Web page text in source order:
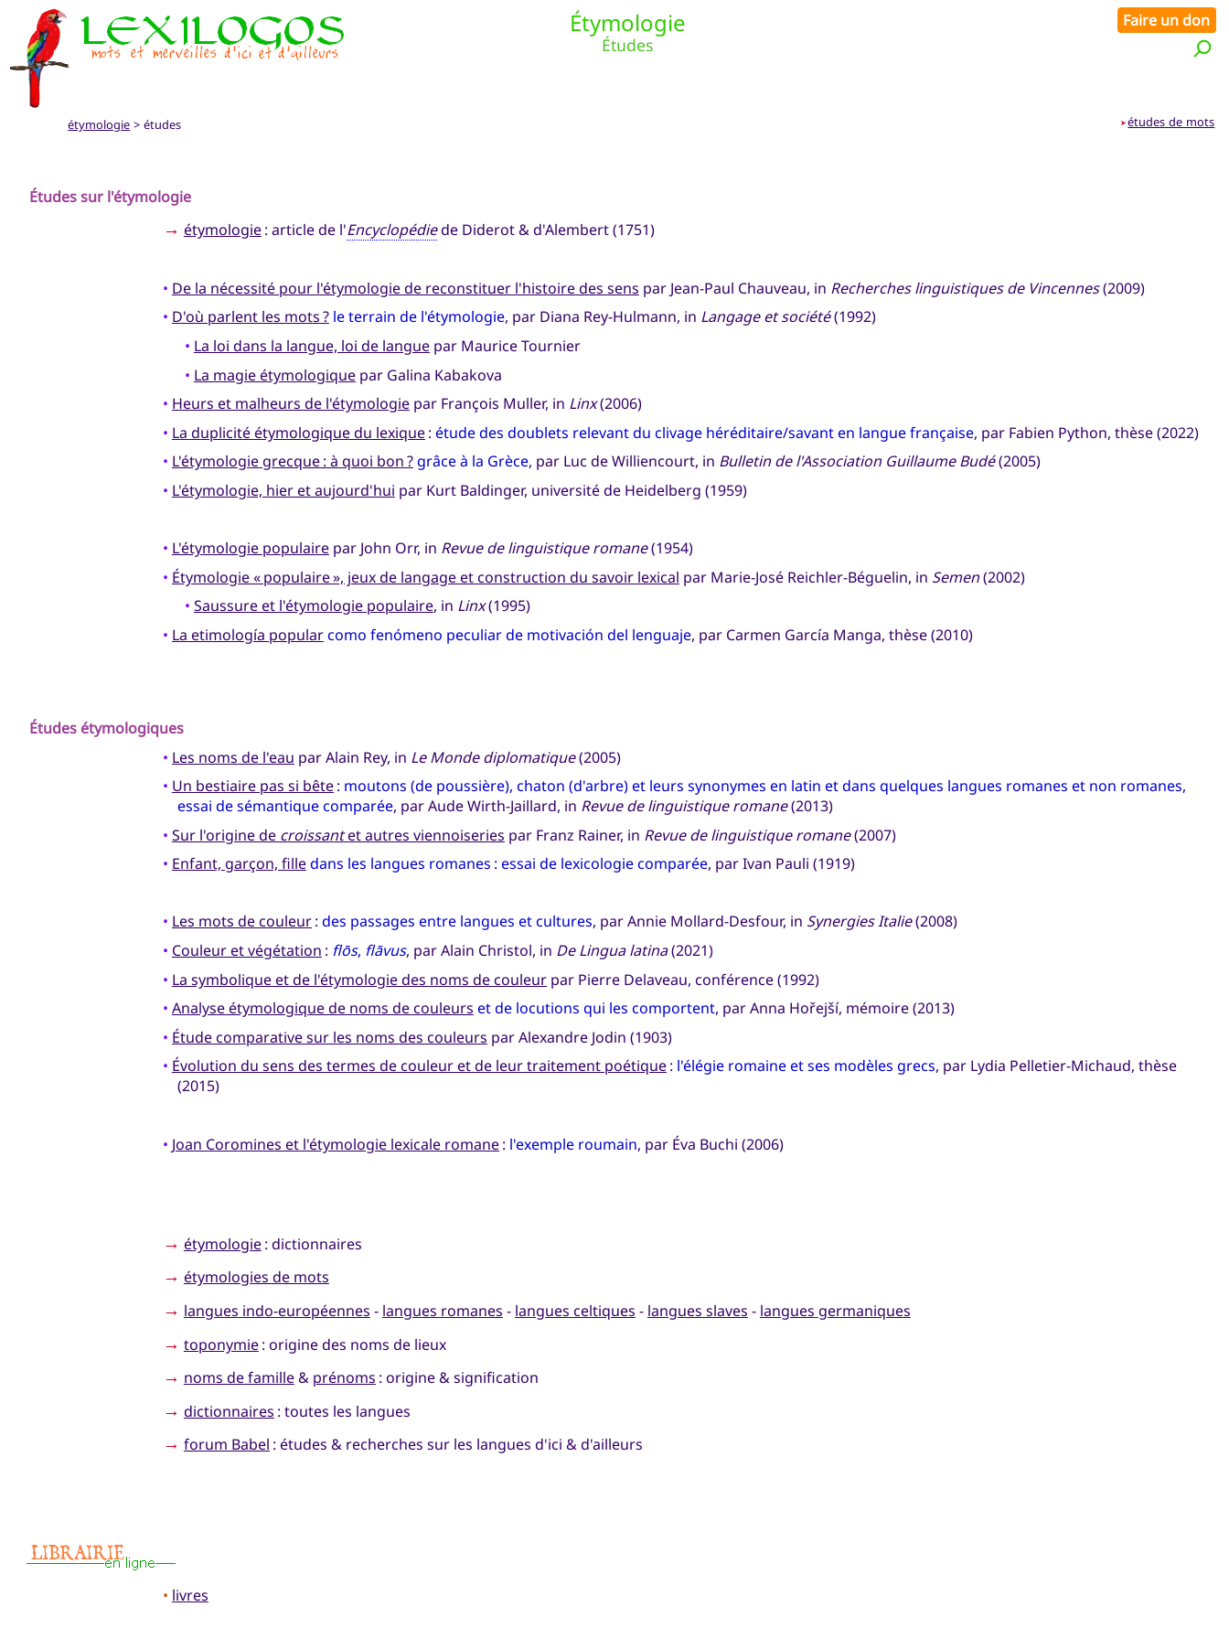
Étymologie
Études
Faire un don
étymologie > études ➤études de mots
Études sur l'étymologie
→ étymologie: article de l'Encyclopédiede Diderot & d'Alembert (1751)
• De la nécessité pour l'étymologie de reconstituer l'histoire des sens par Jean-Paul Chauveau, in Recherches linguistiques de Vincennes(2009)
• D'où parlent les mots ? le terrain de l'étymologie, par Diana Rey-Hulmann, in Langage et société(1992)
• La loi dans la langue, loi de languepar Maurice Tournier
• La magie étymologiquepar Galina Kabakova
• Heurs et malheurs de l'étymologiepar François Muller, in Linx(2006)
• La duplicité étymologique du lexique: étude des doublets relevant du clivage héréditaire/savant en langue française, par Fabien Python, thèse (2022)
• L'étymologie grecque : à quoi bon ? grâce à la Grèce, par Luc de Williencourt, in Bulletin de l'Association Guillaume Budé(2005)
• L'étymologie, hier et aujourd'hui par Kurt Baldinger, université de Heidelberg (1959)
• L'étymologie populairepar John Orr, in Revue de linguistique romane(1954)
• Étymologie « populaire », jeux de langage et construction du savoir lexical par Marie-José Reichler-Béguelin, in Semen(2002)
• Saussure et l'étymologie populaire, in Linx(1995)
• La etimología popularcomo fenómeno peculiar de motivación del lenguaje, par Carmen García Manga, thèse (2010)
Études étymologiques
• Les noms de l'eau par Alain Rey, in Le Monde diplomatique(2005)
• Un bestiaire pas si bête: moutons (de poussière), chaton (d'arbre) et leurs synonymes en latin et dans quelques langues romanes et non romanes,
essai de sémantique comparée, par Aude Wirth-Jaillard, in Revue de linguistique romane(2013)
• Sur l'origine de croissantet autres viennoiseries par Franz Rainer, in Revue de linguistique romane(2007)
• Enfant, garçon, filledans les langues romanes : essai de lexicologie comparée, par Ivan Pauli (1919)
• Les mots de couleur: des passages entre langues et cultures, par Annie Mollard-Desfour, in Synergies Italie(2008)
• Couleur et végétation : flōs, flāvus, par Alain Christol, in De Lingua latina(2021)
• La symbolique et de l'étymologie des noms de couleurpar Pierre Delaveau, conférence (1992)
• Analyse étymologique de noms de couleurs et de locutions qui les comportent, par Anna Hořejší, mémoire (2013)
• Étude comparative sur les noms des couleurs par Alexandre Jodin (1903)
• Évolution du sens des termes de couleur et de leur traitement poétique: l'élégie romaine et ses modèles grecs, par Lydia Pelletier-Michaud, thèse
(2015)
• Joan Coromines et l'étymologie lexicale romane: l'exemple roumain, par Éva Buchi (2006)
→ étymologie: dictionnaires
→ étymologies de mots
→ langues indo-européennes - langues romanes - langues celtiques - langues slaves - langues germaniques
→ toponymie: origine des noms de lieux
→ noms de famille& prénoms : origine & signification
→ dictionnaires : toutes les langues
→ forum Babel : études & recherches sur les langues d'ici & d'ailleurs
• livres